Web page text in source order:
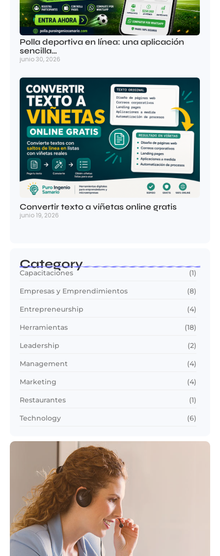
Polla deportiva en línea: una aplicación
sencilla…
junio 30, 2026
Convertir texto a viñetas online gratis
junio 19, 2026
Category
Capacitaciones (1)
Empresas y Emprendimientos (8)
Entrepreneurship (4)
Herramientas (18)
Leadership (2)
Management (4)
Marketing (4)
Restaurantes (1)
Technology (6)